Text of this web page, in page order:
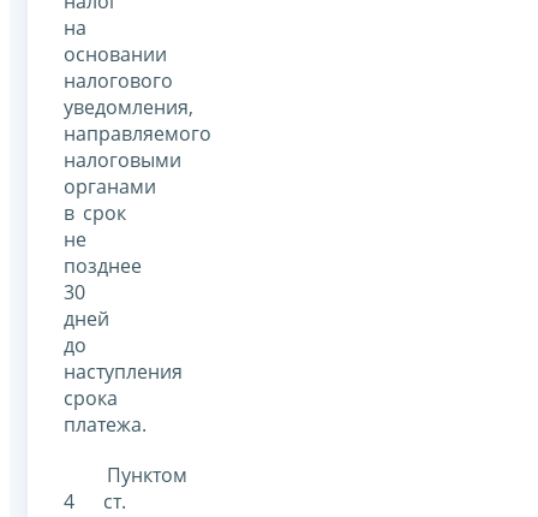
на
основании
налогового
уведомления,
направляемого
налоговыми
органами
в срок
не
позднее
30
дней
до
наступления
срока
платежа.
Пунктом
4 ст.